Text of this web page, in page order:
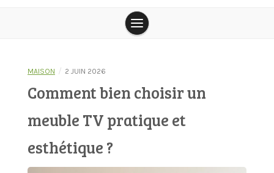
MAISON / 2 JUIN 2026
Comment bien choisir un
meuble TV pratique et
esthétique ?